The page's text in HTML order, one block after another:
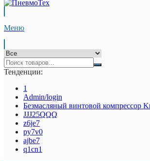
Меню
Тенденции:
1
Admin/login
Безмасляный винтовой компрессор
JJJ25QQQ
z6je7
py7v0
ajbe7
q1cn1